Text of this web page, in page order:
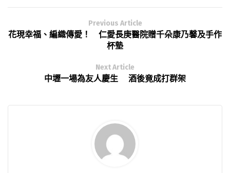
Previous Article
花現幸福、編織傳愛！ 仁愛長庚醫院贈千朵康乃馨及手作
杯墊
Next Article
中壢一場為友人慶生 酒後竟成打群架